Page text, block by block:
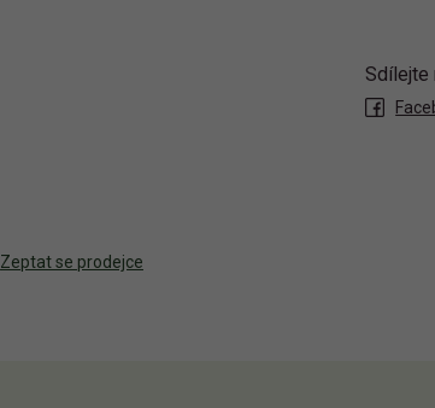
Sdílejte
Zeptat se prodejce